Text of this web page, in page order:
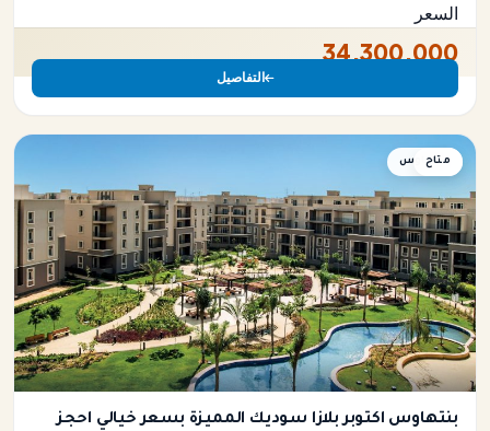
السعر
34,300,000
التفاصيل
بنتهاوس
متاح
بنتهاوس اكتوبر بلازا سوديك المميزة بسعر خيالي احجز